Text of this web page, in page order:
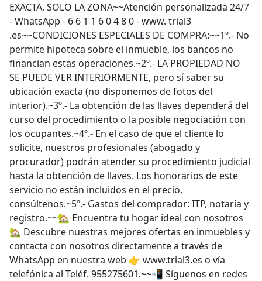
EXACTA, SOLO LA ZONA~~Atención personalizada 24/7
- WhatsApp - 6 6 1 1 6 0 4 8 0 - www. trial3
.es~~CONDICIONES ESPECIALES DE COMPRA:~~1º.- No
permite hipoteca sobre el inmueble, los bancos no
financian estas operaciones.~2º.- LA PROPIEDAD NO
SE PUEDE VER INTERIORMENTE, pero sí saber su
ubicación exacta (no disponemos de fotos del
interior).~3º.- La obtención de las llaves dependerá del
curso del procedimiento o la posible negociación con
los ocupantes.~4º.- En el caso de que el cliente lo
solicite, nuestros profesionales (abogado y
procurador) podrán atender su procedimiento judicial
hasta la obtención de llaves. Los honorarios de este
servicio no están incluidos en el precio,
consúltenos.~5º.- Gastos del comprador: ITP, notaría y
registro.~~🏡 Encuentra tu hogar ideal con nosotros
🏡 Descubre nuestras mejores ofertas en inmuebles y
contacta con nosotros directamente a través de
WhatsApp en nuestra web 👉 www.trial3.es o vía
telefónica al Teléf. 955275601.~~📲 Síguenos en redes